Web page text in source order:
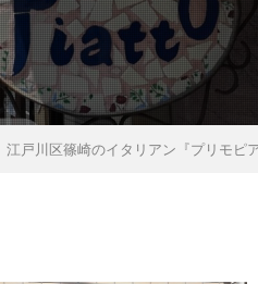
江戸川区篠崎のイタリアン『プリモピ